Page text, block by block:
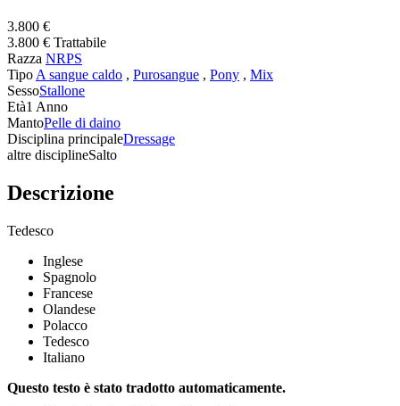
3.800 €
3.800 € Trattabile
Razza NRPS
Tipo A sangue caldo , Purosangue , Pony , Mix
SessoStallone
Età1 Anno
MantoPelle di daino
Disciplina principaleDressage
altre disciplineSalto
Descrizione
Tedesco
Inglese
Spagnolo
Francese
Olandese
Polacco
Tedesco
Italiano
Questo testo è stato tradotto automaticamente.